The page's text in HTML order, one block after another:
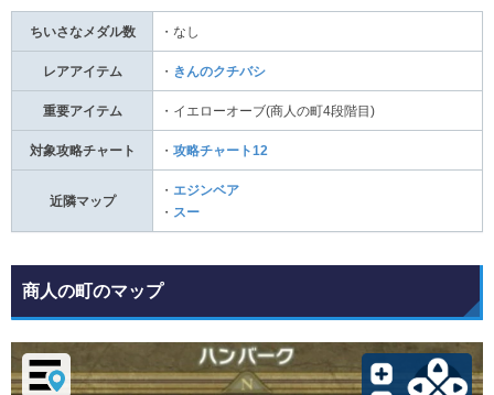
ちいさなメダル数 ・なし
レアアイテム ・ きんのクチバシ
重要アイテム ・イエローオーブ(商人の町4段階目)
対象攻略チャート ・ 攻略チャート12
近隣マップ
・ エジンベア
・ スー
商人の町のマップ